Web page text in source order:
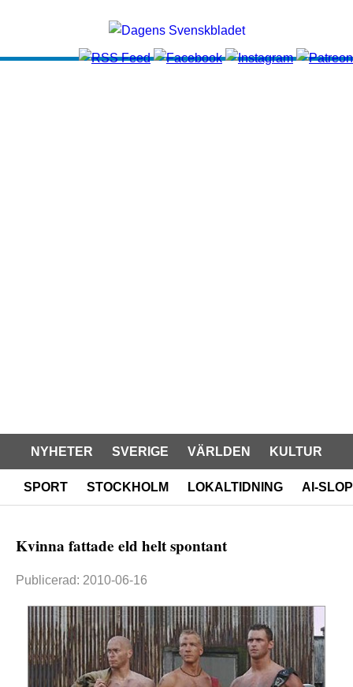
NYHETER SVERIGE VÄRLDEN KULTUR
SPORT STOCKHOLM LOKALTIDNING AI-SLOP
Kvinna fattade eld helt spontant
Publicerad: 2010-06-16